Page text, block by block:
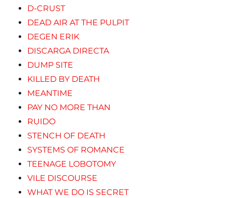
D-CRUST
DEAD AIR AT THE PULPIT
DEGEN ERIK
DISCARGA DIRECTA
DUMP SITE
KILLED BY DEATH
MEANTIME
PAY NO MORE THAN
RUIDO
STENCH OF DEATH
SYSTEMS OF ROMANCE
TEENAGE LOBOTOMY
VILE DISCOURSE
WHAT WE DO IS SECRET